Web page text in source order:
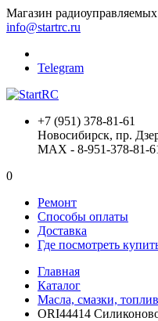
Магазин
info@startrc.ru
Telegram
+7 (951) 378-81-61
Новосибирск, пр.
MAX - 8-951-378-81-
0
Ремонт
Способы оплаты
Доставка
Где посмотреть
Главная
Каталог
Масла, смазки,
ORI44414